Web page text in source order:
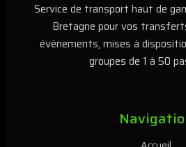
Service de transport haut de
Bretagne pour vos
événements, mises à
groupes de 1 à 50